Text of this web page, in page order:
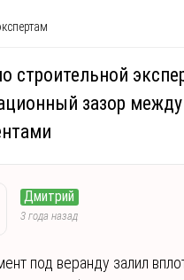
строительной
зазор между
Дмитрий
3 года назад
под веранду залил